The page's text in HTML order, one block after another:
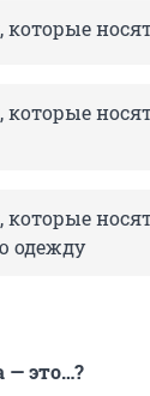
которые
одежду
это…?